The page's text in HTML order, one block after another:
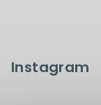
Instagram